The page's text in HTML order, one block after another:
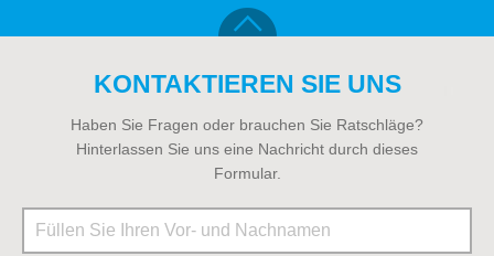
KONTAKTIEREN SIE UNS
Haben Sie Fragen oder brauchen Sie Ratschläge?
Hinterlassen Sie uns eine Nachricht durch dieses
Formular.